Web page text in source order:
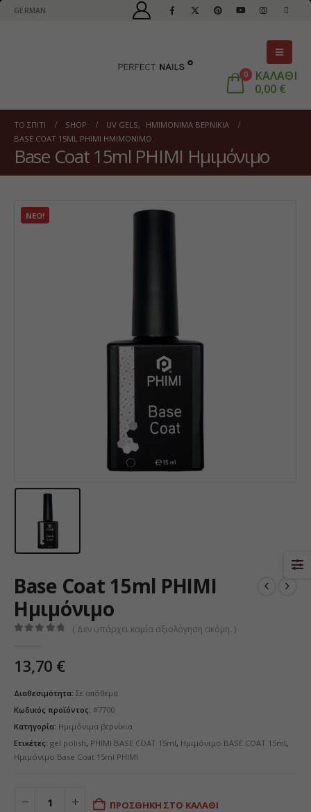
GERMAN
0
ΚΑΛΑΘΙ
0,00 €
ΤΟ ΣΠΊΤΙ SHOP UV GELS,
ΗΜΙΜΌΝΙΜΑ ΒΕΡΝΊΚΙΑ
BASE COAT 15ML PHIMI ΗΜΙΜΌΝΙΜΟ
Base Coat 15ml PHIMI Ημιμόνιμο
ΝΈΟ!
Base Coat 15ml PHIMI
Ημιμόνιμο
( Δεν υπάρχει καμία αξιολόγηση ακόμη. )
13,70 €
Διαθεσιμότητα: Σε απόθεμα
Κωδικός προϊόντος: #7700
Κατηγορία: Ημιμόνιμα βερνίκια
Ετικέτες: gel polish, PHIMI BASE COAT 15ml, Ημιμόνιμο BASE COAT 15ml,
Ημιμόνιμο Base Coat 15ml PHIMI
ΠΡΟΣΘΉΚΗ ΣΤΟ ΚΑΛΆΘΙ